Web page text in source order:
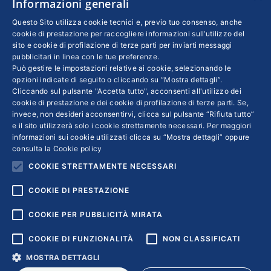
INFO LEGALI
Colophon editoriali
Disclaimer
Privacy
Coordinate Bancarie
Informazioni generali
Questo Sito utilizza cookie tecnici e, previo tuo consenso, anche
cookie di prestazione per raccogliere informazioni sull’utilizzo del
sito e cookie di profilazione di terze parti per inviarti messaggi
pubblicitari in linea con le tue preferenze.
Può gestire le impostazioni relative ai cookie, selezionando le
opzioni indicate di seguito o cliccando su “Mostra dettagli”.
Cliccando sul pulsante "Accetta tutto", acconsenti all'utilizzo dei
cookie di prestazione e dei cookie di profilazione di terze parti. Se,
invece, non desideri acconsentirvi, clicca sul pulsante “Rifiuta tutto”
e il sito utilizzerà solo i cookie strettamente necessari. Per maggiori
informazioni sui cookie utilizzati clicca su “Mostra dettagli” oppure
consulta la Cookie policy
COOKIE STRETTAMENTE NECESSARI
COOKIE DI PRESTAZIONE
COOKIE PER PUBBLICITÀ MIRATA
COOKIE DI FUNZIONALITÀ NON CLASSIFICATI
MOSTRA DETTAGLI